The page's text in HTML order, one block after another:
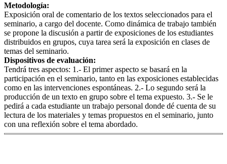
Metodología:
Exposición oral de comentario de los textos seleccionados para el
seminario, a cargo del docente. Como dinámica de trabajo también
se propone la discusión a partir de exposiciones de los estudiantes
distribuidos en grupos, cuya tarea será la exposición en clases de
temas del seminario.
Dispositivos de evaluación:
Tendrá tres aspectos: 1.- El primer aspecto se basará en la
participación en el seminario, tanto en las exposiciones establecidas
como en las intervenciones espontáneas. 2.- Lo segundo será la
producción de un texto en grupo sobre el tema expuesto. 3.- Se le
pedirá a cada estudiante un trabajo personal donde dé cuenta de su
lectura de los materiales y temas propuestos en el seminario, junto
con una reflexión sobre el tema abordado.